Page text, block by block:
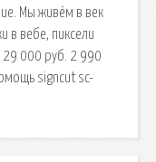
Мы живём в век
в вебе, пиксели
29 000 руб. 2 990
signcut sc-